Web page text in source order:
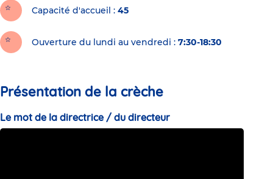
Capacité d'accueil 45
Ouverture du lundi au vendredi : 7:30-18:30
Présentation de la crèche
Le mot de la directrice / du directeur